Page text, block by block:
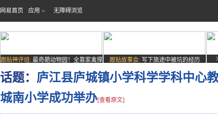
网易首页 应用 无障碍浏览
跟贴神评组: 最奇葩动物园！全靠家禽撑
场子
跟贴故事会: 写下旅途中被坑的经历
话题： 庐江县庐城镇小学科学学科中心
城南小学成功举办[查看原文]